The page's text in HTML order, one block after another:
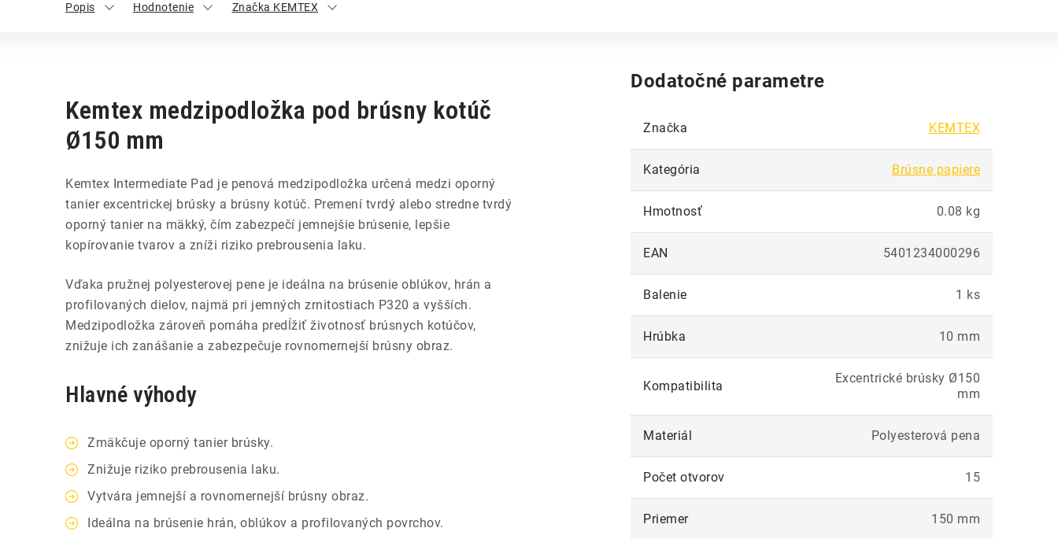
Popis Hodnotenie Značka KEMTEX
Kemtex medzipodložka pod brúsny kotúč
Ø150 mm
Kemtex Intermediate Pad je penová medzipodložka určená medzi oporný
tanier excentrickej brúsky a brúsny kotúč. Premení tvrdý alebo stredne tvrdý
oporný tanier na mäkký, čím zabezpečí jemnejšie brúsenie, lepšie
kopírovanie tvarov a zníži riziko prebrousenia laku.
Vďaka pružnej polyesterovej pene je ideálna na brúsenie oblúkov, hrán a
profilovaných dielov, najmä pri jemných zrnitostiach P320 a vyšších.
Medzipodložka zároveň pomáha predĺžiť životnosť brúsnych kotúčov,
znižuje ich zanášanie a zabezpečuje rovnomernejší brúsny obraz.
Hlavné výhody
Zmäkčuje oporný tanier brúsky.
Znižuje riziko prebrousenia laku.
Vytvára jemnejší a rovnomernejší brúsny obraz.
Ideálna na brúsenie hrán, oblúkov a profilovaných povrchov.
Dodatočné parametre
Značka KEMTEX
Kategória Brúsne papiere
Hmotnosť 0.08 kg
EAN 5401234000296
Balenie 1 ks
Hrúbka 10 mm
Kompatibilita
Excentrické brúsky Ø150
mm
Materiál Polyesterová pena
Počet otvorov 15
Priemer 150 mm